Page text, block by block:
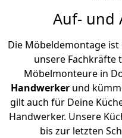
Auf- und
Die Möbeldemontage ist
unsere Fachkräfte
Möbelmonteure in
Handwerker und
gilt auch für Deine
Handwerker. Unsere
bis zur letzten